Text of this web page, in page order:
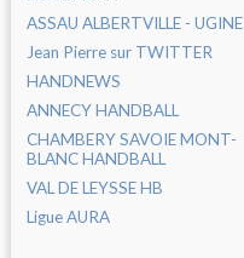
ASSAU ALBERTVILLE - UGINE
Jean Pierre sur TWITTER
HANDNEWS
ANNECY HANDBALL
CHAMBERY SAVOIE MONT-
BLANC HANDBALL
VAL DE LEYSSE HB
Ligue AURA